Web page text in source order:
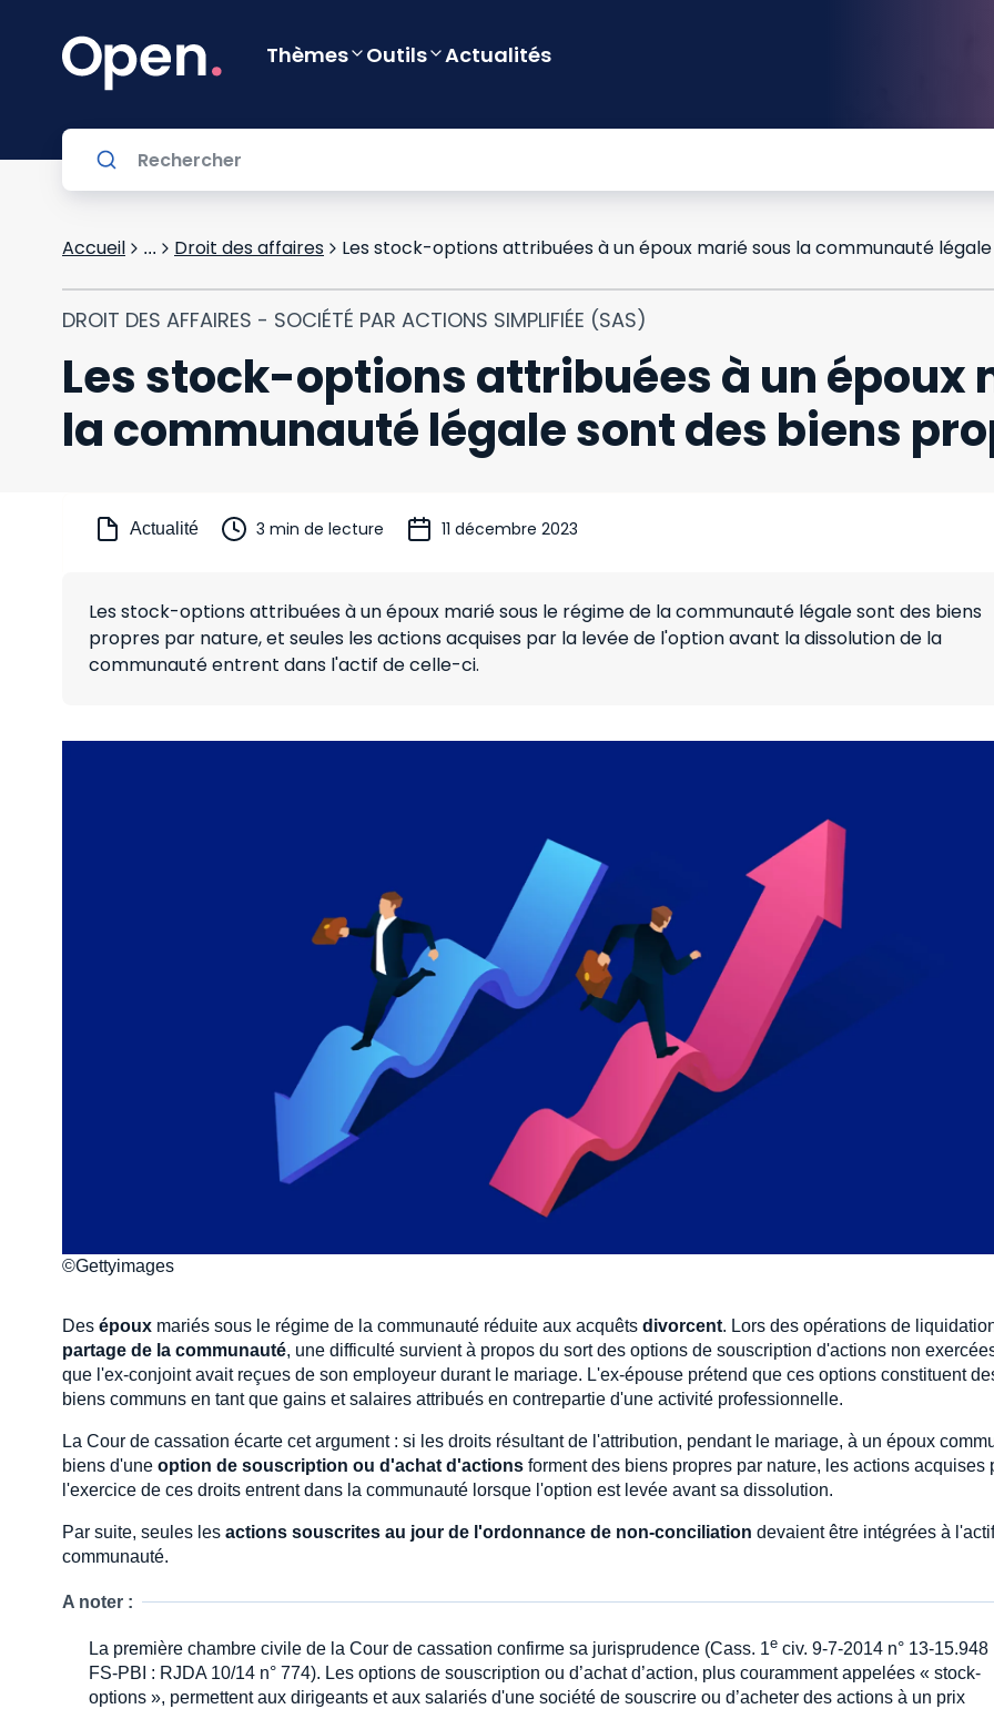
Thèmes Outils Actualités
Accueil ... Droit des affaires
DROIT DES AFFAIRES - SOCIÉTÉ PAR ACTIONS SIMPLIFIÉE (SAS)
Les stock-options attribuées à un époux
la communauté légale sont des biens
Actualité 3 min de lecture 11 décembre 2023
Les stock-options attribuées à un époux marié sous le régime de la communauté légale sont des biens
propres par nature, et seules les actions acquises par la levée de l'option avant la dissolution de la
communauté entrent dans l'actif de celle-ci.
©Gettyimages
Des époux mariés sous le régime de la communauté réduite aux acquêts divorcent. Lors des opérations de
partage de la communauté, une difficulté survient à propos du sort des options de souscription d'actions non
que l'ex-conjoint avait reçues de son employeur durant le mariage. L'ex-épouse prétend que ces options constituent
biens communs en tant que gains et salaires attribués en contrepartie d'une activité professionnelle.
La Cour de cassation écarte cet argument : si les droits résultant de l'attribution, pendant le mariage, à un époux
biens d'une option de souscription ou d'achat d'actions forment des biens propres par nature, les actions acquises
l'exercice de ces droits entrent dans la communauté lorsque l'option est levée avant sa dissolution.
Par suite, seules les actions souscrites au jour de l'ordonnance de non-conciliation devaient être intégrées à
communauté.
A noter :
La première chambre civile de la Cour de cassation confirme sa jurisprudence (Cass. 1e civ. 9-7-2014 n° 13-15.948
FS-PBI : RJDA 10/14 n° 774). Les options de souscription ou d’achat d’action, plus couramment appelées « stock-
options », permettent aux dirigeants et aux salariés d'une société de souscrire ou d’acheter des actions à un prix